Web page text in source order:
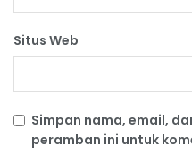
Situs Web
Simpan nama, email,
peramban ini untuk